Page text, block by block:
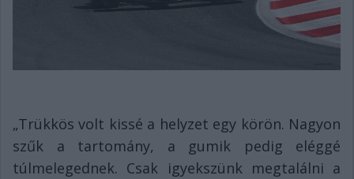
„Trükkös volt kissé a helyzet egy körön. Nagyon
szűk a tartomány, a gumik pedig eléggé
túlmelegednek. Csak igyekszünk megtalálni a